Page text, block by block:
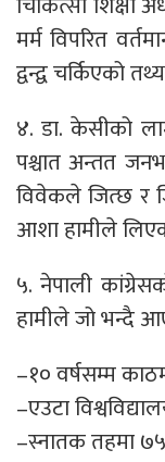
मर्म विपरित
द्वन्द्व चर्किएको
४. डा. केसीको
पश्चात अन्तत
विवेकले जित्छ र
आशा हामीले
५. नेपाली
हामीले जो भन्दै
–१० वर्षसम्म
–एउटा
–स्नातक तहमा ७५